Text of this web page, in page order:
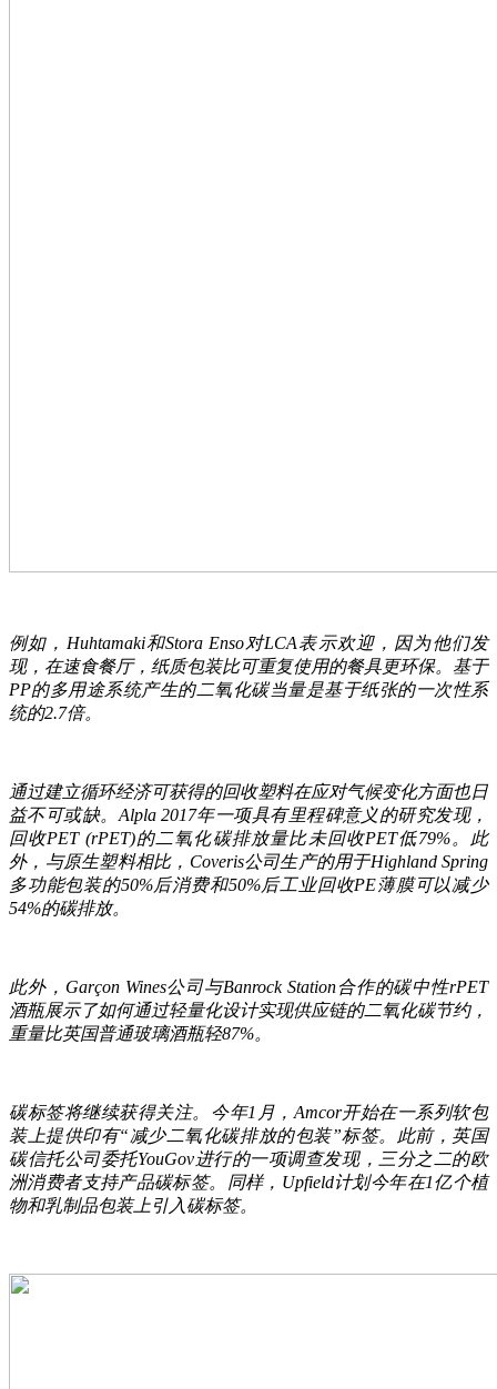
例如，Huhtamaki和Stora Enso对LCA表示欢迎，因为他们发
现，在速食餐厅，纸质包装比可重复使用的餐具更环保。基于
PP的多用途系统产生的二氧化碳当量是基于纸张的一次性系
统的2.7倍。
通过建立循环经济可获得的回收塑料在应对气候变化方面也日
益不可或缺。Alpla 2017年一项具有里程碑意义的研究发现，
回收PET (rPET)的二氧化碳排放量比未回收PET低79%。此
外，与原生塑料相比，Coveris公司生产的用于Highland Spring
多功能包装的50%后消费和50%后工业回收PE薄膜可以减少
54%的碳排放。
此外，Garçon Wines公司与Banrock Station合作的碳中性rPET
酒瓶展示了如何通过轻量化设计实现供应链的二氧化碳节约，
重量比英国普通玻璃酒瓶轻87%。
碳标签将继续获得关注。今年1月，Amcor开始在一系列软包
装上提供印有“减少二氧化碳排放的包装”标签。此前，英国
碳信托公司委托YouGov进行的一项调查发现，三分之二的欧
洲消费者支持产品碳标签。同样，Upfield计划今年在1亿个植
物和乳制品包装上引入碳标签。